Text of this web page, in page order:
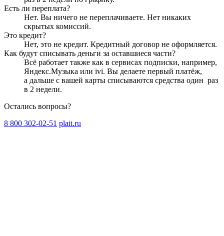
Есть ли переплата?
Нет. Вы ничего не переплачиваете. Нет никаких
скрытых комиссий.
Это кредит?
Нет, это не кредит. Кредитный договор не оформляется.
Как будут списывать деньги за оставшиеся части?
Всё работает также как в сервисах подписки, например,
Яндекс.Музыка или ivi. Вы делаете первый платёж,
а дальше с вашей карты списываются средства один раз
в 2 недели.
Остались вопросы?
8 800 302-02-51 plait.ru